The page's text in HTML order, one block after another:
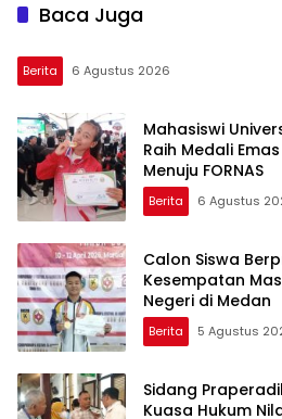
Baca Juga
Berita 6 Agustus 2026
Mahasiswi
Raih Medali
Menuju FORNAS
Berita 6 Agustus
Calon Siswa
Kesempatan
Negeri di Medan
Berita 5 Agustus
Sidang
Kuasa Hukum